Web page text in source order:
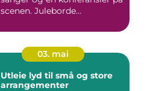
scenen. Juleborde...
03. mai
Utleie lyd til små og store
arrangementer